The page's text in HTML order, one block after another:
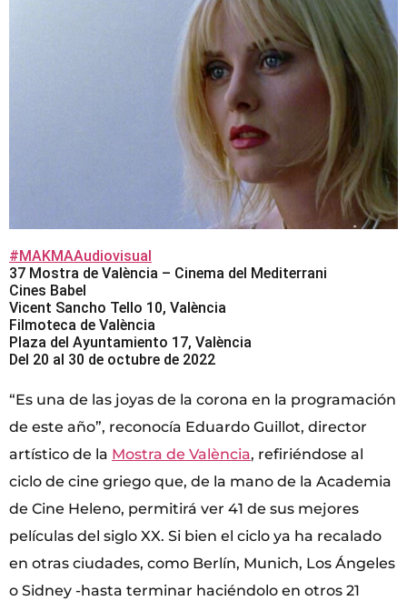
#MAKMAAudiovisual
37 Mostra de València – Cinema del Mediterrani
Cines Babel
Vicent Sancho Tello 10, València
Filmoteca de València
Plaza del Ayuntamiento 17, València
Del 20 al 30 de octubre de 2022
“Es una de las joyas de la corona en la programación
de este año”, reconocía Eduardo Guillot, director
artístico de la Mostra de València, refiriéndose al
ciclo de cine griego que, de la mano de la Academia
de Cine Heleno, permitirá ver 41 de sus mejores
películas del siglo XX. Si bien el ciclo ya ha recalado
en otras ciudades, como Berlín, Munich, Los Ángeles
o Sidney -hasta terminar haciéndolo en otros 21